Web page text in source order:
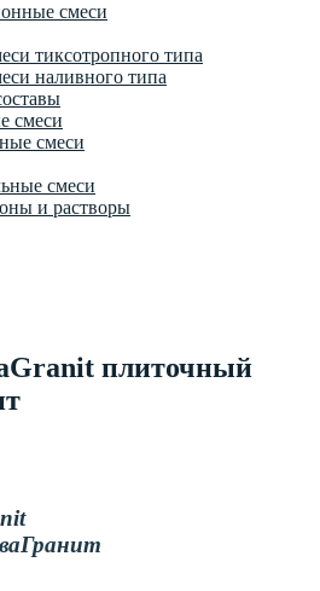
смеси
тиксотропного типа
наливного типа
смеси
смеси
смеси
и растворы
плиточный